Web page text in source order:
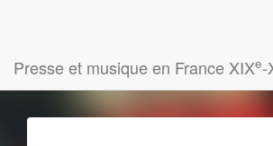
Presse et musique en France XIXe-